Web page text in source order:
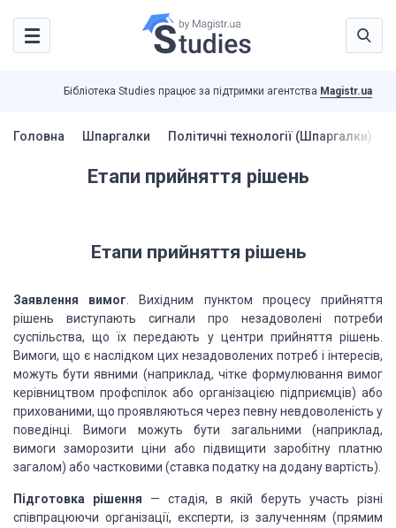
Бібліотека Studies працює за підтримки агентства Magistr.ua
Головна Шпаргалки Політичні технології (Шпаргалки)
Етапи прийняття рішень
Етапи прийняття рішень
Заявлення вимог . Вихідним пунктом процесу прийняття
рішень виступають сигнали про незадоволені потреби
суспільства, що їх передають у центри прийняття рішень.
Вимоги, що є наслідком цих незадоволених потреб і інтересів,
можуть бути явними (наприклад, чітке формулювання вимог
керівництвом профспілок або організацією підприємців) або
прихованими, що проявляються через певну невдоволеність у
поведінці. Вимоги можуть бути загальними (наприклад,
вимоги заморозити ціни або підвищити заробітну платню
загалом) або частковими (ставка податку на додану вартість).
Підготовка рішення — стадія, в якій беруть участь різні
співпрацюючи організації, експерти, із залученням (прямим